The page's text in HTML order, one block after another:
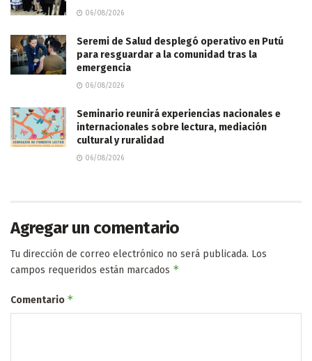
06/08/2026
Seremi de Salud desplegó operativo en Putú
para resguardar a la comunidad tras la
emergencia
06/08/2026
Seminario reunirá experiencias nacionales e
internacionales sobre lectura, mediación
cultural y ruralidad
06/08/2026
Agregar un comentario
Tu dirección de correo electrónico no será publicada. Los
campos requeridos están marcados *
Comentario *